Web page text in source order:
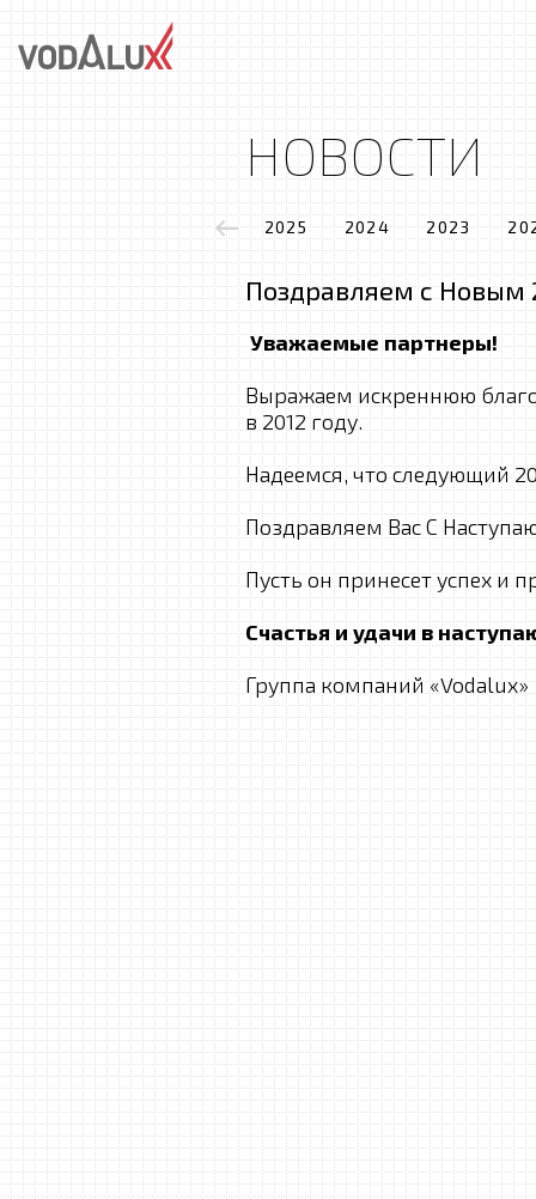
НОВОСТИ
2025 2024 2023
Поздравляем с Новым
Уважаемые партнеры!
Выражаем искреннюю
в 2012 году.
Надеемся, что следующий
Поздравляем Вас С
Пусть он принесет успех и
Счастья и удачи в
Группа компаний «Vodalux»